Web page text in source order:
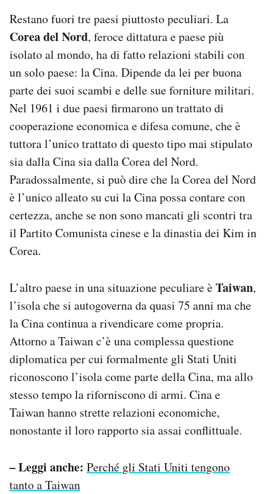
Restano fuori tre paesi piuttosto peculiari. La
Corea del Nord, feroce dittatura e paese più
isolato al mondo, ha di fatto relazioni stabili con
un solo paese: la Cina. Dipende da lei per buona
parte dei suoi scambi e delle sue forniture militari.
Nel 1961 i due paesi firmarono un trattato di
cooperazione economica e difesa comune, che è
tuttora l’unico trattato di questo tipo mai stipulato
sia dalla Cina sia dalla Corea del Nord.
Paradossalmente, si può dire che la Corea del Nord
è l’unico alleato su cui la Cina possa contare con
certezza, anche se non sono mancati gli scontri tra
il Partito Comunista cinese e la dinastia dei Kim in
Corea.
L’altro paese in una situazione peculiare èTaiwan,
l’isola che si autogoverna da quasi 75 anni ma che
la Cina continua a rivendicare come propria.
Attorno a Taiwan c’è una complessa questione
diplomatica per cui formalmente gli Stati Uniti
riconoscono l’isola come parte della Cina, ma allo
stesso tempo la riforniscono di armi. Cina e
Taiwan hanno strette relazioni economiche,
nonostante il loro rapporto sia assai conflittuale.
– Leggi anche: Perché gli Stati Uniti tengono
tanto a Taiwan